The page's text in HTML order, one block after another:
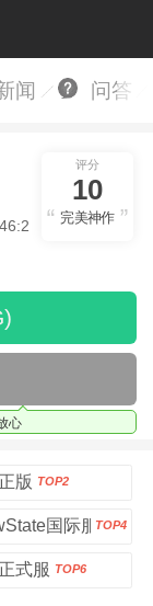
闻 问答
评分
10
完美神作
心
版 TOP2
国际服TOP4
式服 TOP6